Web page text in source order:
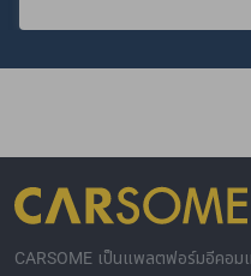
CARSOME เป็นแพลตฟอร์มอีคอม